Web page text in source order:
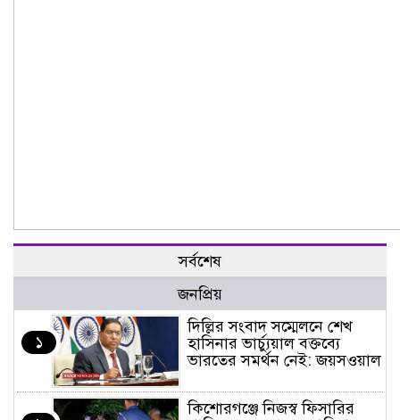
সর্বশেষ
জনপ্রিয়
১
দিল্লির সংবাদ সম্মেলনে শেখ
হাসিনার ভার্চ্যুয়াল বক্তব্যে
ভারতের সমর্থন নেই: জয়সওয়াল
কিশোরগঞ্জে নিজস্ব ফিসারির